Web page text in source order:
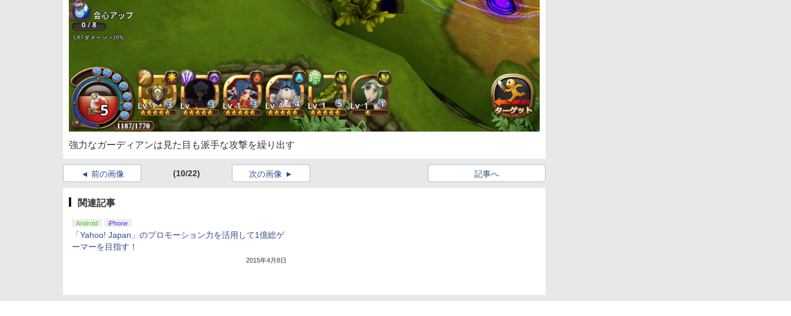
強力なガーディアンは見た目も派手な攻撃を繰り出す
前の画像 (10/22) 記事へ
次の画像
関連記事
Android iPhone
「Yahoo! Japan」のプロモーション力を活用して1億総ゲ
ーマーを目指す！
2015年4月8日